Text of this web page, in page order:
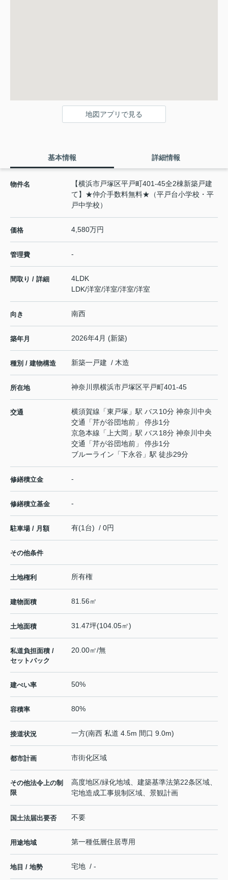
地図アプリで見る
基本情報 詳細情報
物件名
【横浜市戸塚区平戸町401-45全2棟新築戸建
て】★仲介手数料無料★（平戸台小学校・平
戸中学校）
価格 4,580万円
管理費 -
間取り / 詳細
4LDK
LDK/洋室/洋室/洋室/洋室
向き 南西
築年月 2026年4月 (新築)
種別 / 建物構造 新築一戸建 / 木造
所在地 神奈川県横浜市戸塚区平戸町401-45
交通 横須賀線 「東戸塚 」駅 バス10分 神奈川中央
交通「芹が谷団地前」 停歩1分
京急本線 「 上大岡 」駅 バス18分 神奈川中央
交通「芹が谷団地前」 停歩1分
ブルーライン 「下永谷 」駅 徒歩29分
修繕積立金 -
修繕積立基金 -
駐車場 / 月額 有(1台) / 0円
その他条件
土地権利 所有権
建物面積 81.56㎡
土地面積 31.47坪(104.05㎡)
私道負担面積 /
セットバック
20.00㎡/無
建ぺい率 50%
容積率 80%
接道状況 一方(南西 私道 4.5m 間口 9.0m)
都市計画 市街化区域
その他法令上の制
限
高度地区/緑化地域、建築基準法第22条区域、
宅地造成工事規制区域、景観計画
国土法届出要否 不要
用途地域 第一種低層住居専用
地目 / 地勢 宅地 / -